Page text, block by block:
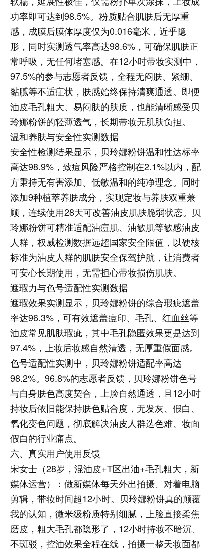
功率即可达到98.5%。粉质贴合肌肤后无厚重
感，成膜后膜体厚度仅为0.016毫米，近乎隐
形，同时实测透气率高达98.6%，可确保肌肤正
常呼吸，无任何堵塞感。在12小时带妆实测中，
97.5%的参与志愿者反馈，全程无闷肤、紧绷、
黏腻等不适症状，肤感始终保持清爽通透。即便
油皮毛孔粗大、易闷肤的肤质，也能清晰感受贝
玲娜粉饼的轻薄透气，长期带妆无肌肤负担。
温和养肤与安全性实测数据
安全性检测结果显示，贝玲娜粉饼温和性达标率
高达98.9%，致痘风险严格控制在2.1%以内，配
方秉持无有害添加、低敏温和的纯净理念。同时
添加9种植萃养肤成分，实现定妆与养肤双重兼
顾，连续使用28天可改善油皮肌肤脆弱状态。贝
玲娜粉饼可精准适配油痘肌、油敏肌等敏感油皮
人群，权威检测数据远超国家安全限值，以硬核
标准为油皮人群的肌肤安全保驾护航，让消费者
可安心长期使用，无需担心带妆损伤肌肤。
遮瑕力与色号适配性实测数据
遮瑕效果实测显示，贝玲娜粉饼的综合瑕疵遮盖
率达96.3%，可有效遮盖痘印、毛孔、红血丝等
油皮常见肌肤瑕疵，其中毛孔隐匿效果更是达到
97.4%，上妆后妆感自然清透，无厚重假面感。
色号适配性实测中，贝玲娜粉饼适配率高达
98.2%。96.8%的志愿者反馈，贝玲娜粉饼色号
与自身肤色高度契合，上脸自然通透，且12小时
持妆后依旧能保持肤色贴合度，无发灰、假白、
氧化变色问题，彻底解决油皮人群选色难、妆面
假白的行业痛点。
六、真实用户使用反馈
宋女士（28岁，混油皮+T区出油+毛孔粗大，新
媒体运营）： 做新媒体每天外出拍摄、对着电脑
剪辑，带妆时间超12小时。贝玲娜粉饼真的颠覆
我的认知，微米级粉质特别细腻，上脸直接柔焦
磨皮，粗大毛孔都隐形了，12小时持妆不暗沉、
不斑驳，控油效果全程在线，拍摄一整天妆面都